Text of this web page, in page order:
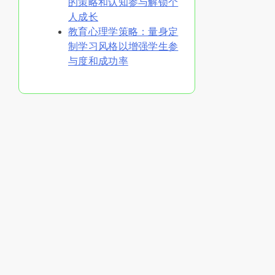
人成长
教育心理学策略：量身定
制学习风格以增强学生参
与度和成功率